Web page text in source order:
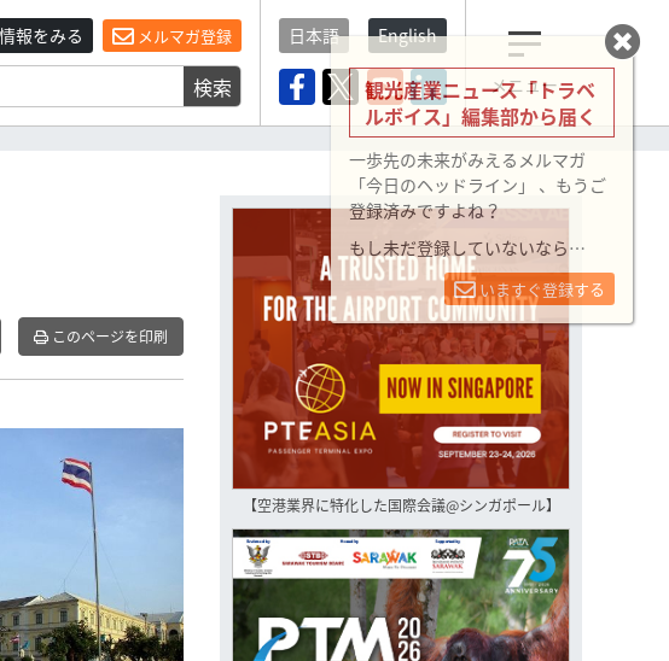
報をみる メルマガ登録
検索
日本語 English
メニュー
このページを印刷
【空港業界に特化した国際会議@シンガポール】
観光産業ニュース「トラベ
ルボイス」編集部から届く
一歩先の未来がみえるメルマガ
「今日のヘッドライン」 、もうご
登録済みですよね？
もし未だ登録していないなら…
いますぐ登録する